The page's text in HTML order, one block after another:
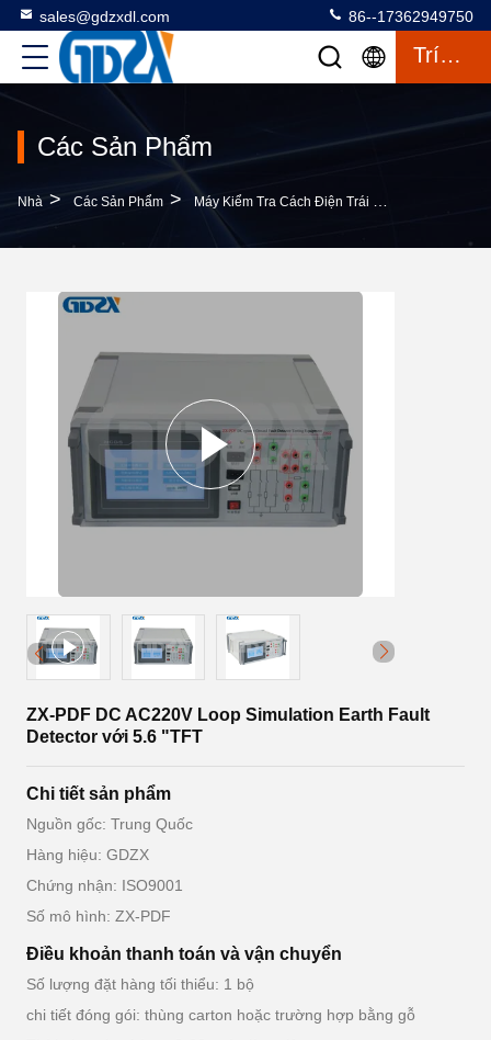
sales@gdzxdl.com 86--17362949750
Trích Dẫn
Các Sản Phẩm
Nhà > Các Sản Phẩm > Máy Kiểm Tra Cách Điện Trái Đất
ZX-PDF DC AC220V Loop Simulation Earth Fault
Detector với 5.6 "TFT
Chi tiết sản phẩm
Nguồn gốc: Trung Quốc
Hàng hiệu: GDZX
Chứng nhận: ISO9001
Số mô hình: ZX-PDF
Điều khoản thanh toán và vận chuyển
Số lượng đặt hàng tối thiểu: 1 bộ
chi tiết đóng gói: thùng carton hoặc trường hợp bằng gỗ